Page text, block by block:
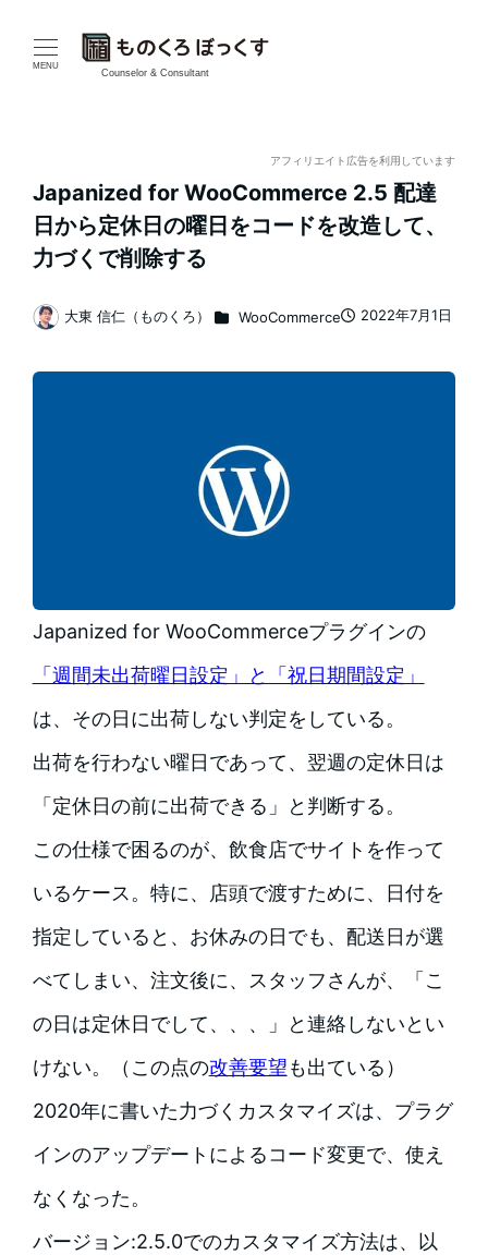
MENU
Counselor & Consultant
アフィリエイト広告を利用しています
Japanized for WooCommerce 2.5 配達
日から定休日の曜日をコードを改造して、
力づくで削除する
2022年7月1日
著
大東 信仁（ものくろ） カテゴリー
WooCommerce
Japanized for WooCommerceプラグインの
「週間未出荷曜日設定」と「祝日期間設定」
は、その日に出荷しない判定をしている。
出荷を行わない曜日であって、翌週の定休日は
「定休日の前に出荷できる」と判断する。
この仕様で困るのが、飲食店でサイトを作って
いるケース。特に、店頭で渡すために、日付を
指定していると、お休みの日でも、配送日が選
べてしまい、注文後に、スタッフさんが、「こ
の日は定休日でして、、、」と連絡しないとい
けない。（この点の改善要望も出ている）
2020年に書いた力づくカスタマイズは、プラグ
インのアップデートによるコード変更で、使え
なくなった。
バージョン:2.5.0でのカスタマイズ方法は、以